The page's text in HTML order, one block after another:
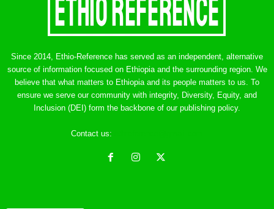
Since 2014, Ethio-Reference has served as an independent, alternative
source of information focused on Ethiopia and the surrounding region. We
believe that what matters to Ethiopia and its people matters to us. To
ensure we serve our community with integrity, Diversity, Equity, and
Inclusion (DEI) form the backbone of our publishing policy.
Contact us: